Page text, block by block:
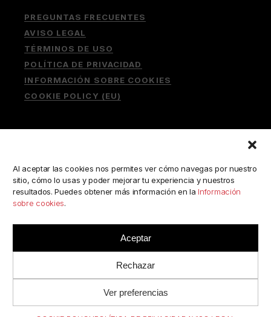
Al aceptar las cookies nos permites ver cómo navegas por nuestro
sitio, cómo lo usas y poder mejorar tu experiencia y nuestros
resultados. Puedes obtener más información en la Información
sobre cookies.
Aceptar
Rechazar
Ver preferencias
PREGUNTAS FRECUENTES
AVISO LEGAL
TÉRMINOS DE USO
POLÍTICA DE PRIVACIDAD
INFORMACIÓN SOBRE COOKIES
COOKIE POLICY (EU)
Buscar:
//CAMERABOOKSHOP
DERECHOS RESERVADOS.
.